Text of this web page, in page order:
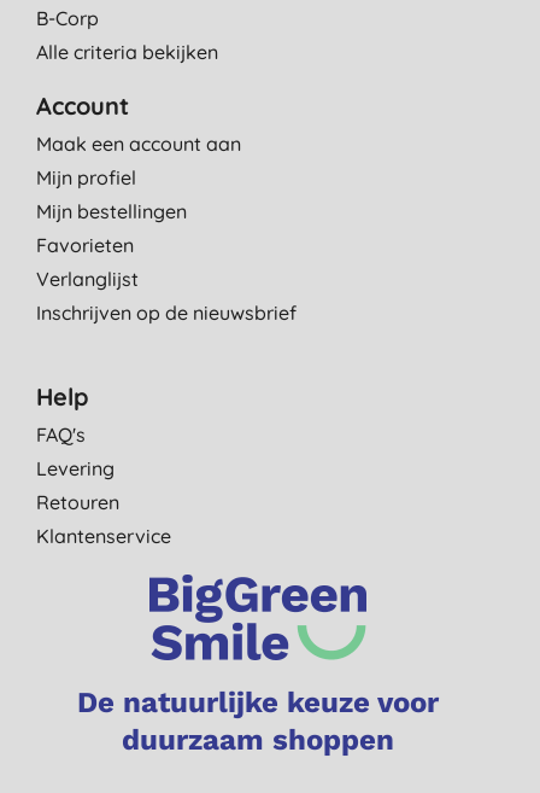
B-Corp
Alle criteria bekijken
Account
Maak een account aan
Mijn profiel
Mijn bestellingen
Favorieten
Verlanglijst
Inschrijven op de nieuwsbrief
Help
FAQ's
Levering
Retouren
Klantenservice
De natuurlijke keuze voor
duurzaam shoppen